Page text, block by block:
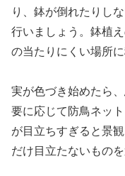
り、鉢が倒れたりし
行いましょう。鉢植
の当たりにくい場所
実が色づき始めたら
要に応じて防鳥ネッ
が目立ちすぎると景
だけ目立たないものを